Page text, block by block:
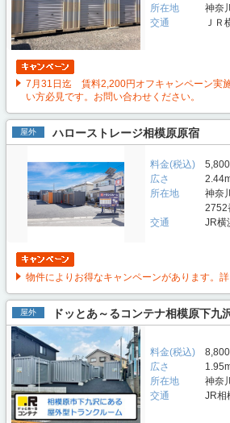
所在地
神奈
交通
Ｊ
7月31日迄 賃料2,200円オフキャンペーン実
い方必見です。お問い合わせください。
屋外 ハローストレージ相模原原宿
料金(税込)
広さ
所在地
神奈
2752
交通
JR横
物件によりお得なキャンペーンがあります。詳
屋外 ドッとあ～るコンテナ相模原下九
料金(税込)
広さ
所在地
神奈
交通
JR相